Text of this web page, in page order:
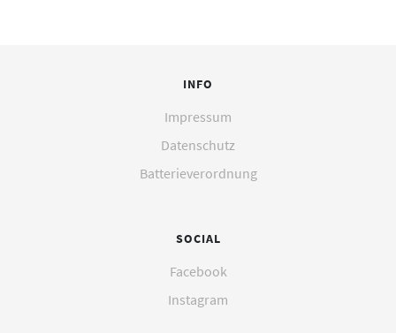
INFO
Impressum
Datenschutz
Batterieverordnung
SOCIAL
Facebook
Instagram